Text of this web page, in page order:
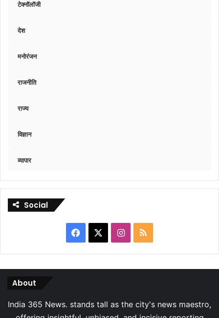
टेक्नॉलॉजी
देश
मनोरंजन
राजनीति
राज्य
विज्ञान
व्यापार
Social
Facebook Instagram
RSS
About